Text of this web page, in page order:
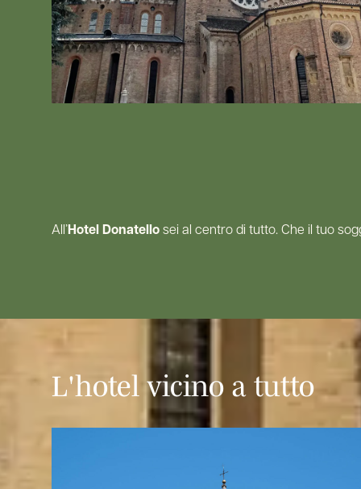
All’Hotel Donatellosei al centro di tutto. Che il tuo
L'hotel vicino a tutto